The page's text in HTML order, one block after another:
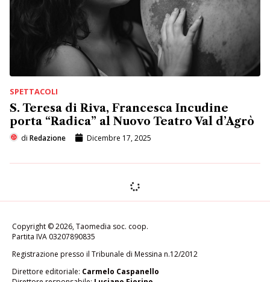
SPETTACOLI
S. Teresa di Riva, Francesca Incudine
porta “Radica” al Nuovo Teatro Val d’Agrò
di Redazione Dicembre 17, 2025
CULTURA & SPETTACOLI
Il coro polifonico Ouverture
diretto dal maestro Mirabile, in
concerto al Nuovo Teatro
Scaletta